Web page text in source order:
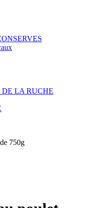
LA RUCHE
750g